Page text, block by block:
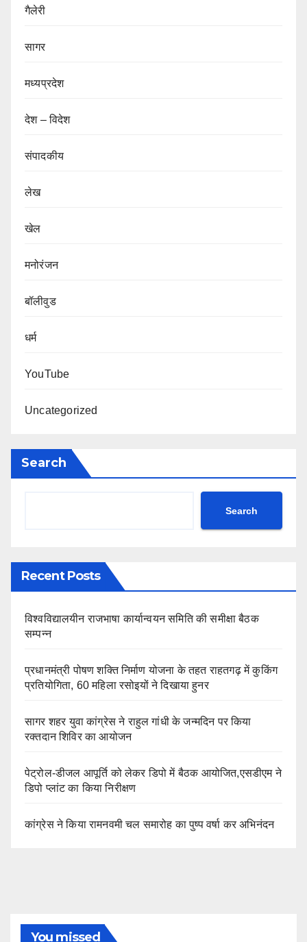
गैलेरी
सागर
मध्यप्रदेश
देश – विदेश
संपादकीय
लेख
खेल
मनोरंजन
बॉलीवुड
धर्म
YouTube
Uncategorized
Search
Search
Recent Posts
विश्वविद्यालयीन राजभाषा कार्यान्वयन समिति की समीक्षा बैठक
सम्पन्न
प्रधानमंत्री पोषण शक्ति निर्माण योजना के तहत राहतगढ़ में कुकिंग
प्रतियोगिता, 60 महिला रसोइयों ने दिखाया हुनर
सागर शहर युवा कांग्रेस ने राहुल गांधी के जन्मदिन पर किया
रक्तदान शिविर का आयोजन
पेट्रोल-डीजल आपूर्ति को लेकर डिपो में बैठक आयोजित,एसडीएम ने
डिपो प्लांट का किया निरीक्षण
कांग्रेस ने किया रामनवमी चल समारोह का पुष्प वर्षा कर अभिनंदन
You missed